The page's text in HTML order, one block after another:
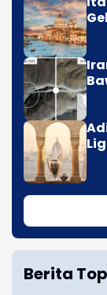
Berita Top